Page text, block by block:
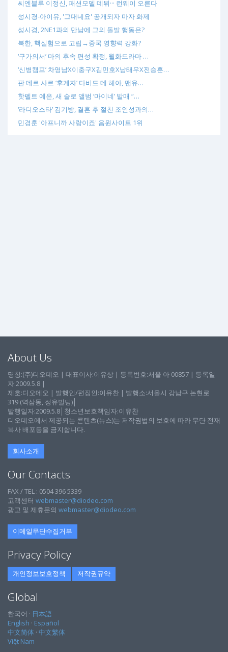
씨엔블루 이정신, 패션모델 데뷔··· 런웨이 오른다
성시경-아이유, '그대네요' 공개되자 마자 화제
성시경, 2NE1과의 만남에 그의 돌발 행동은?
북한, 핵실험으로 고립→중국 영향력 강화?
‘구가의서’ 마의 후속 편성 확정, 월화드라마 …
‘신병캠프’ 차영남X이충구X김민호X남태우X전승훈…
판 데르 사르 ‘후계자’ 다비드 데 헤아, 맨유…
핫펠트 예은, 새 솔로 앨범 ‘마이네’ 발매 “…
‘라디오스타’ 김기방, 결혼 후 절친 조인성과의…
민경훈 '아프니까 사랑이죠' 음원사이트 1위
About Us
명칭:(주)디오데오 | 대표이사:이유상 | 등록번호:서울 아 00857 | 등록일
자:2009.5.8 |
제호:디오데오 | 발행인/편집인:이유찬 | 발행소:서울시 강남구 논현로
319 (역삼동, 정유빌딩)│
발행일자:2009.5.8│청소년보호책임자:이유찬
디오데오에서 제공되는 콘텐츠(뉴스)는 저작권법의 보호에 따라 무단 전재
복사 배포등을 금지합니다.
회사소개
Our Contacts
FAX / TEL : 0504 396 5339
고객센터 webmaster@diodeo.com
광고 및 제휴문의 webmaster@diodeo.com
이메일무단수집거부
Privacy Policy
개인정보보호정책 저작권규약
Global
한국어 · 日本語
English · Español
中文简体 · 中文繁体
Việt Nam